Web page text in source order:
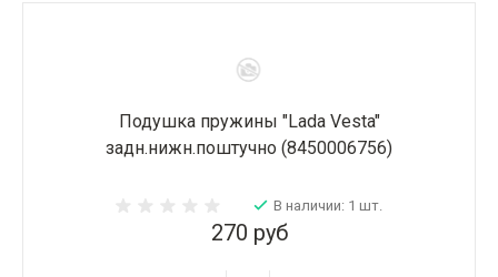
Подушка пружины "Lada Vesta"
задн.нижн.поштучно (8450006756)
В наличии: 1 шт.
270 руб